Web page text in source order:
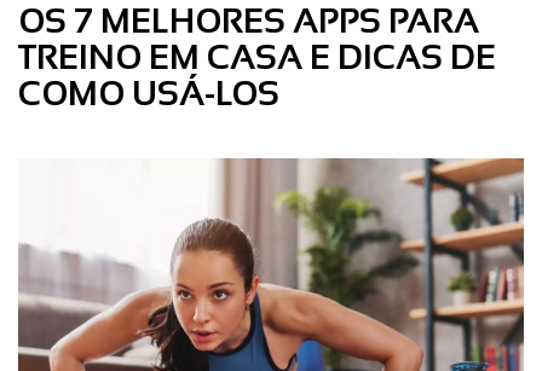
OS 7 MELHORES APPS PARA
TREINO EM CASA E DICAS DE
COMO USÁ-LOS